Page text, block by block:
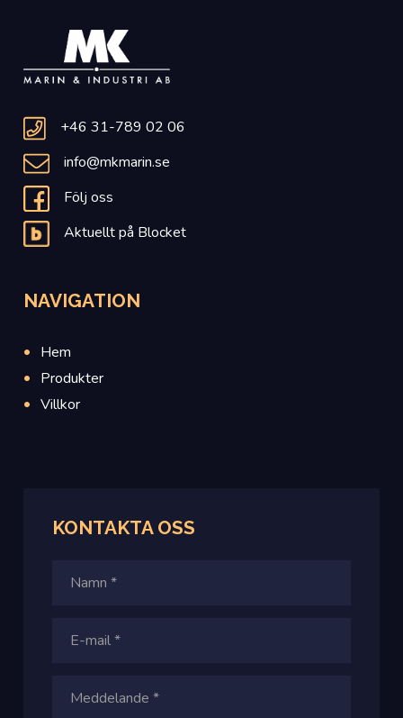
+46 31-789 02 06
info@mkmarin.se
Följ oss
Aktuellt på Blocket
NAVIGATION
Hem
Produkter
Villkor
KONTAKTAOSS